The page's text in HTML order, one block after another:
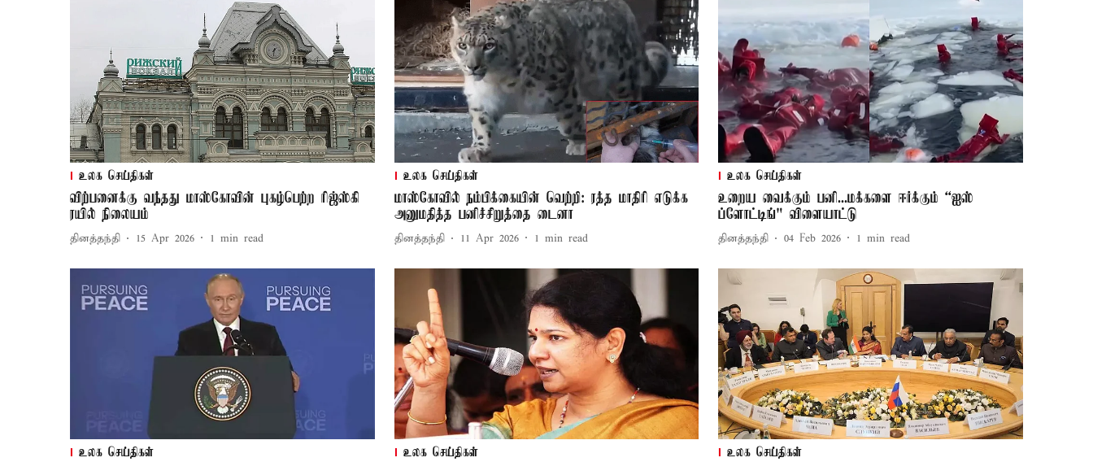
உலக செய்திகள்
விற்பனைக்கு வந்தது மாஸ்கோவின் புகழ்பெற்ற ரிஜ்ஸ்கி
ரயில் நிலையம்
தினத்தந்தி 15 Apr 2026 1 min read
உலக செய்திகள்
மாஸ்கோவில் நம்பிக்கையின் வெற்றி: ரத்த மாதிரி எடுக்க
அனுமதித்த பனிச்சிறுத்தை டைனா
தினத்தந்தி 11 Apr 2026 1 min read
உலக செய்திகள்
உறைய வைக்கும் பனி...மக்களை ஈர்க்கும் “ஐஸ்
ப்ளோட்டிங்" விளையாட்டு
தினத்தந்தி 04 Feb 2026 1 min read
உலக செய்திகள் உலக செய்திகள் உலக செய்திகள்